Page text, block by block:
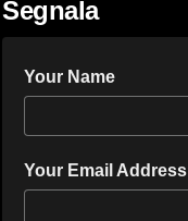
Segnala
Your Name
Your Email Address